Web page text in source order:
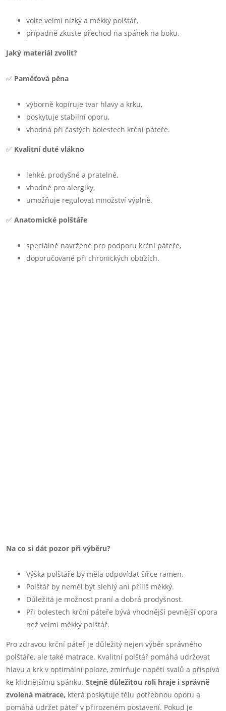
volte velmi nízký a měkký polštář,
případně zkuste přechod na spánek na boku.
Jaký materiál zvolit?
✅ Paměťová pěna
výborně kopíruje tvar hlavy a krku,
poskytuje stabilní oporu,
vhodná při častých bolestech krční páteře.
✅ Kvalitní duté vlákno
lehké, prodyšné a pratelné,
vhodné pro alergiky,
umožňuje regulovat množství výplně.
✅ Anatomické polštáře
speciálně navržené pro podporu krční páteře,
doporučované při chronických obtížích.
Na co si dát pozor při výběru?
Výška polštáře by měla odpovídat šířce ramen.
Polštář by neměl být slehlý ani příliš měkký.
Důležitá je možnost praní a dobrá prodyšnost.
Při bolestech krční páteře bývá vhodnější pevnější opora
než velmi měkký polštář.
Pro zdravou krční páteř je důležitý nejen výběr správného
polštáře, ale také matrace. Kvalitní polštář pomáhá udržovat
hlavu a krk v optimální poloze, zmírňuje napětí svalů a přispívá
ke klidnějšímu spánku. Stejně důležitou roli hraje i správně
zvolená matrace, která poskytuje tělu potřebnou oporu a
pomáhá udržet páteř v přirozeném postavení. Pokud je